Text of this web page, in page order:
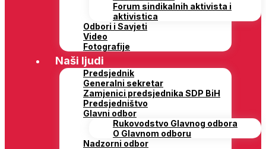
Forum sindikalnih aktivista i
aktivistica
Odbori i Savjeti
Video
Fotografije
Naši ljudi
Predsjednik
Generalni sekretar
Zamjenici predsjednika SDP BiH
Predsjedništvo
Glavni odbor
Rukovodstvo Glavnog odbora
O Glavnom odboru
Nadzorni odbor